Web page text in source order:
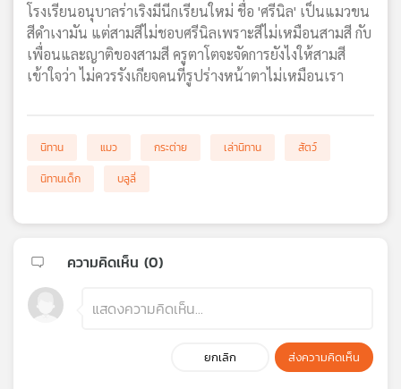
แผนที่
วิทยุ
เครือ
โรงเรียนอนุบาลร่าเริงมีนีกเรียนใหม่ ชื่อ 'ศรีนิล' เป็นแมวขน
สีดำเงามัน แต่สามสีไม่ชอบศรีนิลเพราะสีไม่เหมือนสามสี กับ
เพื่อนและญาติของสามสี ครูตาโตจะจัดการยังไงให้สามสี
เข้าใจว่า ไม่ควรรังเกียจคนที่รูปร่างหน้าตาไม่เหมือนเรา
นิทาน แมว กระต่าย เล่านิทาน
สัตว์
นิทานเด็ก
บลูลี่
ความคิดเห็น (0)
ยกเลิก ส่งความคิดเห็น